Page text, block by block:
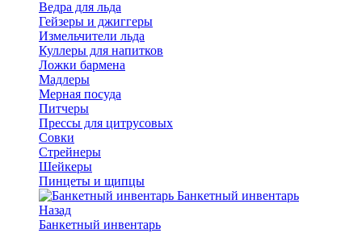
Ведра для льда
Гейзеры и джиггеры
Измельчители льда
Куллеры для напитков
Ложки бармена
Мадлеры
Мерная посуда
Питчеры
Прессы для цитрусовых
Совки
Стрейнеры
Шейкеры
Пинцеты и щипцы
Банкетный инвентарь
Назад
Банкетный инвентарь